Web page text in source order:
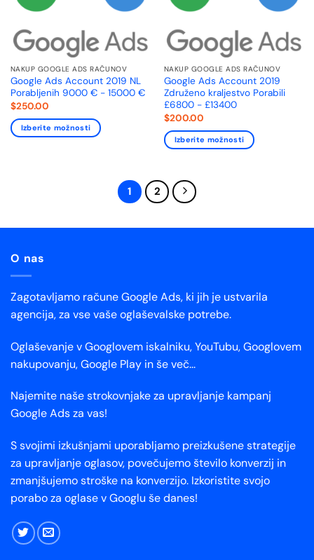
NAKUP GOOGLE ADS RAČUNOV
Google Ads Account 2019 NL
Porabljenih 9000 € - 15000 €
$250.00
Izberite možnosti
NAKUP GOOGLE ADS RAČUNOV
Google Ads Account 2019
Združeno kraljestvo Porabili
£6800 - £13400
$200.00
Izberite možnosti
1 2
O nas
Zagotavljamo račune Google Ads, ki jih je ustvarila
agencija, za vse vaše oglaševalske potrebe.
Oglaševanje v Googlovem iskalniku, YouTubu, Googlovem
nakupovanju, Google Play in še več...
Najemite naše strokovnjake za upravljanje kampanj
Google Ads za vas!
S svojimi izkušnjami uporabljamo preizkušene strategije
za upravljanje oglasov, povečujemo število konverzij in
zmanjšujemo stroške na konverzijo. Izkoristite svojo
porabo za oglase v Googlu še danes!